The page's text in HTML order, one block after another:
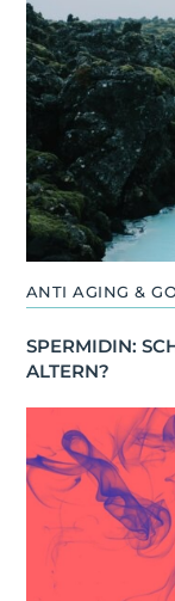
ANTI AGING &
SPERMIDIN:
ALTERN?